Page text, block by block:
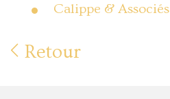
Calippe & Associés
Retour